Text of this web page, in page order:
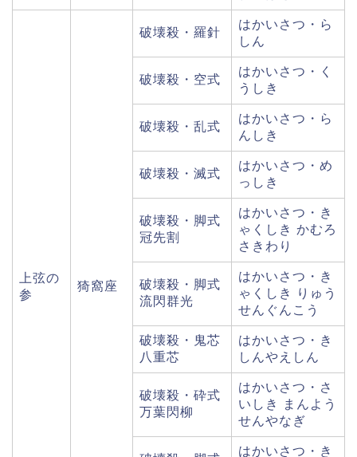
上弦の
参
猗窩座
破壊殺・羅針
はかいさつ・ら
しん
破壊殺・空式
はかいさつ・く
うしき
破壊殺・乱式
はかいさつ・ら
んしき
破壊殺・滅式
はかいさつ・め
っしき
破壊殺・脚式
冠先割
はかいさつ・き
ゃくしき かむろ
さきわり
破壊殺・脚式
流閃群光
はかいさつ・き
ゃくしき りゅう
せんぐんこう
破壊殺・鬼芯
八重芯
はかいさつ・き
しんやえしん
破壊殺・砕式
万葉閃柳
はかいさつ・さ
いしき まんよう
せんやなぎ
はかいさつ・き